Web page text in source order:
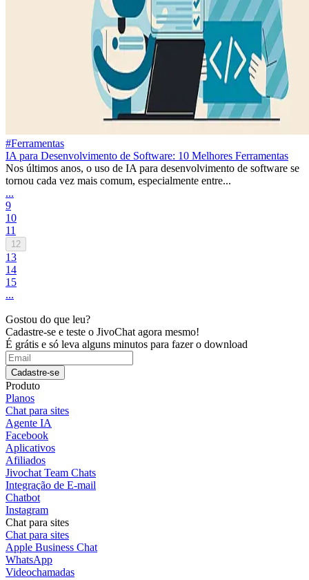
#Ferramentas
IA para Desenvolvimento de Software: 10 Melhores Ferramentas
Nos últimos anos, o uso de IA para desenvolvimento de software se
tornou cada vez mais comum, especialmente entre...
...
9
10
11
12
13
14
15
...
Gostou do que leu?
Cadastre-se e teste o JivoChat agora mesmo!
É grátis e só leva alguns minutos para fazer o download
Cadastre-se
Produto
Planos
Chat para sites
Agente IA
Facebook
Aplicativos
Afiliados
Jivochat Team Chats
Integração de E-mail
Chatbot
Instagram
Chat para sites
Chat para sites
Apple Business Chat
WhatsApp
Videochamadas